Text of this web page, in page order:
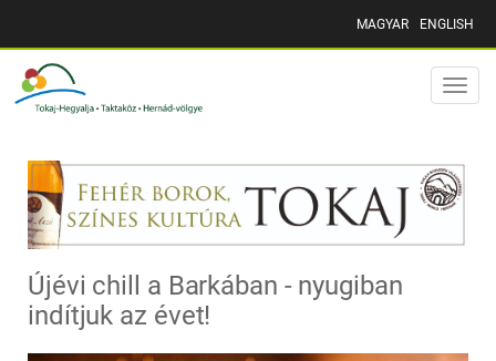
MAGYAR ENGLISH
Toggle
Újévi chill a Barkában - nyugiban
indítjuk az évet!